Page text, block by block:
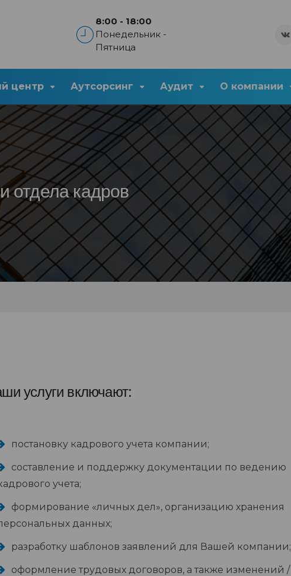
8:00 - 18:00
Понедельник -
Пятница
центр Аутсорсинг Аудит О компании
отдела кадров
услуги включают:
постановку кадрового учета компании;
составление и поддержку документации по ведению
учета;
формирование «личных дел», организацию хранения
данных;
разработку шаблонов заявлений для Вашей компании;
оформление трудовых договоров, а также изменений /